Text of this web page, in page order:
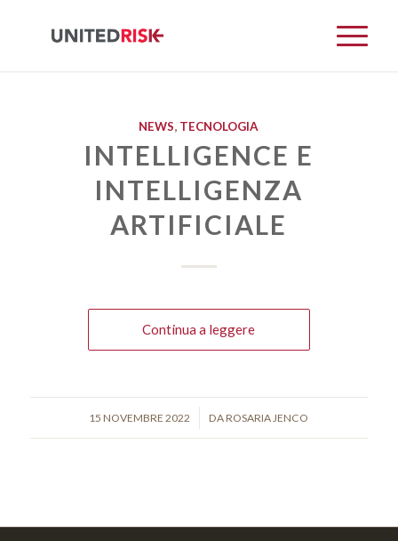
NEWS, TECNOLOGIA
INTELLIGENCE E
INTELLIGENZA
ARTIFICIALE
Continua a leggere
15 NOVEMBRE 2022
/ DAROSARIA JENCO